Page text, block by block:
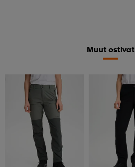
Muut ostivat
Kampanja -25% Kampanja -25%